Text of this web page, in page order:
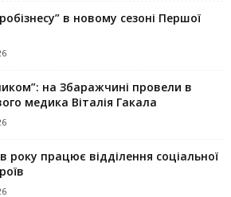
в новому сезоні Першої
на Збаражчині провели в
медика Віталія Гакала
року працює відділення соціальної